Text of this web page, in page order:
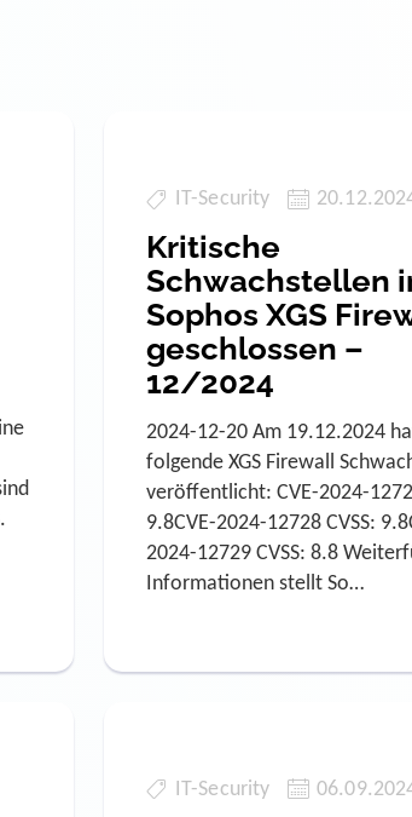
IT-Security
Kritische
Schwachstellen
Sophos XGS
geschlossen –
12/2024
2024-12-20 Am 19.12.2024
folgende XGS Firewall
veröffentlicht: CVE-2024-
9.8CVE-2024-12728 CVSS:
2024-12729 CVSS: 8.8
Informationen stellt So…
IT-Security